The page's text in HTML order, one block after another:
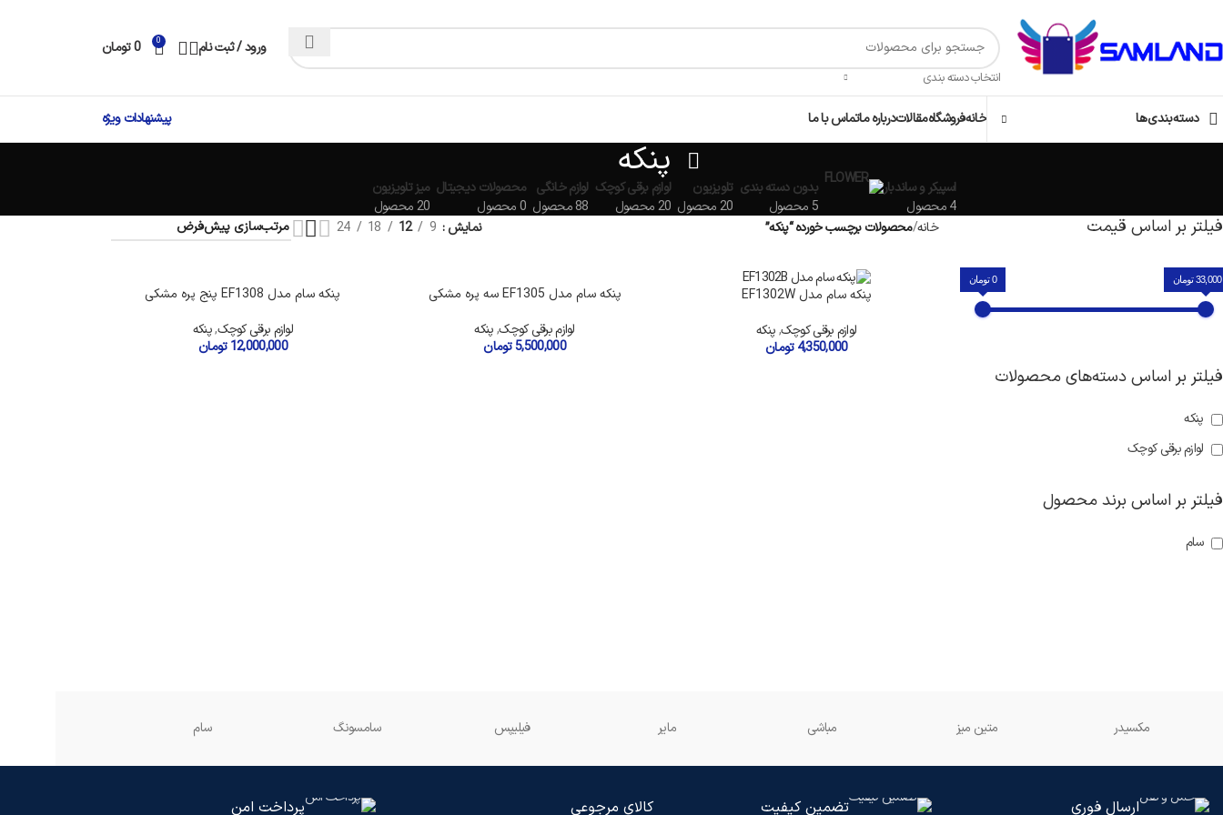
انتخاب دسته بندی
ورود / ثبت نام 0
0تومان
دسته‌بندی‌ها خانهفروشگاهمقالاتدرباره ماتماس با ما پیشنهادات ویژه
پنکه
اسپیکر و ساندبار
4 محصول
بدون دسته بندی
5 محصول
تلویزیون
20 محصول
لوازم برقی کوچک
20 محصول
لوازم خانگی
88 محصول
محصولات دیجیتال
0 محصول
میز تلویزیون
20 محصول
فیلتر بر اساس قیمت
0 تومان تومان
فیلتر بر اساس دسته‌های محصولات
پنکه
لوازم برقی کوچک
فیلتر بر اساس برند محصول
سام
خانه محصولات برچسب خورده “پنکه” نمایش 9
12
18
24
پنکه سام مدل EF1302W
لوازم برقی کوچک,پنکه
4,350,000 تومان
تمام شدهپنکه سام مدل EF1305 سه پره مشکی
لوازم برقی کوچک,پنکه
5,500,000تومان
تمام شدهپنکه سام مدل EF1308 پنج پره مشکی
لوازم برقی کوچک,پنکه
12,000,000 تومان
مکسیدر متین میز مباشی مایر فیلیپس سامسونگ سام
ارسال فوری تضمین کیفیت کالای مرجوعی پرداخت امن